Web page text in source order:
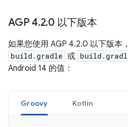
AGP 4.2.0 以下版本
如果您使用 AGP 4.2.0 以下版本
build.gradle 或
Android 14 的值：
Groovy Kotlin